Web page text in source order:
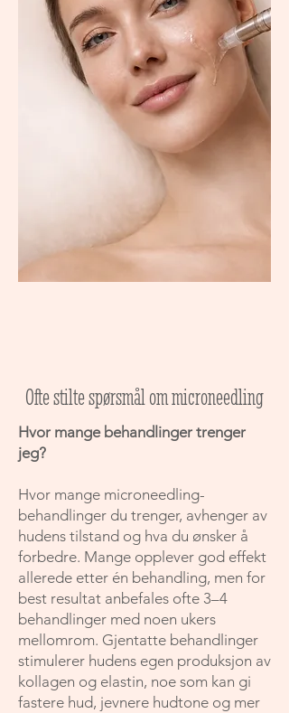
Ofte stilte spørsmål om microneedling
Hvor mange behandlinger trenger
jeg?
Hvor mange microneedling-
behandlinger du trenger, avhenger av
hudens tilstand og hva du ønsker å
forbedre. Mange opplever god effekt
allerede etter én behandling, men for
best resultat anbefales ofte 3–4
behandlinger med noen ukers
mellomrom. Gjentatte behandlinger
stimulerer hudens egen produksjon av
kollagen og elastin, noe som kan gi
fastere hud, jevnere hudtone og mer